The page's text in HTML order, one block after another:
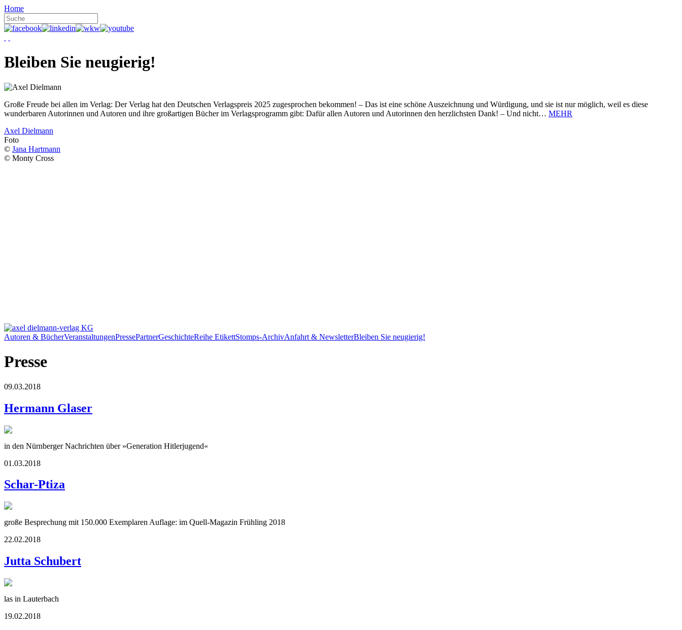
Home
Bleiben Sie neugierig!
Große Freude bei allen im Verlag: Der Verlag hat den Deutschen Verlagspreis 2025 zugesprochen bekommen! – Das ist eine schöne Auszeichnung und Würdigung, und sie ist nur möglich, weil es diese
wunderbaren Autorinnen und Autoren und ihre großartigen Bücher im Verlagsprogramm gibt: Dafür allen Autoren und Autorinnen den herzlichsten Dank! – Und nicht… MEHR
Axel Dielmann
Foto
© Jana Hartmann
© Monty Cross
Autoren & BücherVeranstaltungenPressePartnerGeschichteReihe EtikettStomps-ArchivAnfahrt & NewsletterBleiben Sie neugierig!
Presse
09.03.2018
Hermann Glaser
in den Nürnberger Nachrichten über »Generation Hitlerjugend«
01.03.2018
Schar-Ptiza
große Besprechung mit 150.000 Exemplaren Auflage: im Quell-Magazin Frühling 2018
22.02.2018
Jutta Schubert
las in Lauterbach
19.02.2018